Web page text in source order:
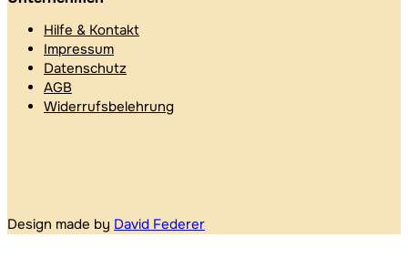
Hilfe & Kontakt
Impressum
Datenschutz
AGB
Widerrufsbelehrung
Design made by David Federer